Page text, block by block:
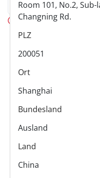
OFFLINE
Room 101, No.2, Sub-
Changning Rd.
PLZ
200051
Ort
Shanghai
Bundesland
Ausland
Land
China